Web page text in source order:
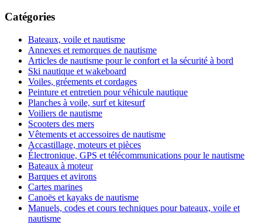
Catégories
Bateaux, voile et nautisme
Annexes et remorques de nautisme
Articles de nautisme pour le confort et la sécurité à bord
Ski nautique et wakeboard
Voiles, gréements et cordages
Peinture et entretien pour véhicule nautique
Planches à voile, surf et kitesurf
Voiliers de nautisme
Scooters des mers
Vêtements et accessoires de nautisme
Accastillage, moteurs et pièces
Électronique, GPS et télécommunications pour le nautisme
Bateaux à moteur
Barques et avirons
Cartes marines
Canoës et kayaks de nautisme
Manuels, codes et cours techniques pour bateaux, voile et
nautisme